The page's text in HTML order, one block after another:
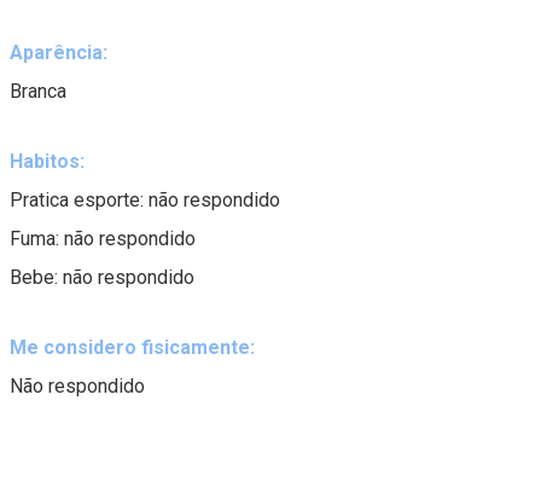
Aparência:
Branca
Habitos:
Pratica esporte: não respondido
Fuma: não respondido
Bebe: não respondido
Me considero fisicamente:
Não respondido